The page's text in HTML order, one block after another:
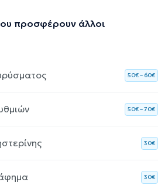
προσφέρουν άλλοι
50€ – 60€
50€ – 70€
30€
30€